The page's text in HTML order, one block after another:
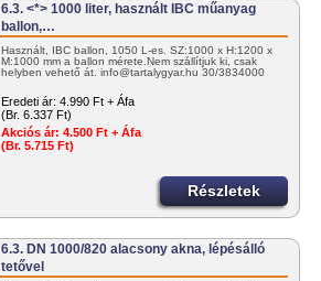
6.3. <*> 1000 liter, használt IBC műanyag
ballon,…
Használt, IBC ballon, 1050 L-es. SZ:1000 x H:1200 x
M:1000 mm a ballon mérete.Nem szállítjuk ki, csak
helyben vehető át. info@tartalygyar.hu 30/3834000
Eredeti ár: 4.990 Ft + Áfa
(Br. 6.337 Ft)
Akciós ár: 4.500 Ft + Áfa
(Br. 5.715 Ft)
Részletek
6.3. DN 1000/820 alacsony akna, lépésálló
tetővel